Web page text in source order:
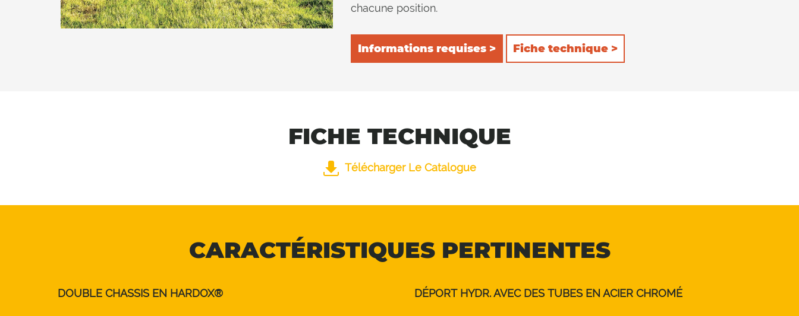
chacune position.
Informations requises > Fiche technique >
FICHE TECHNIQUE
Télécharger Le Catalogue
CARACTÉRISTIQUES PERTINENTES
DOUBLE CHASSIS EN HARDOX® DÉPORT HYDR. AVEC DES TUBES EN ACIER CHROMÉ